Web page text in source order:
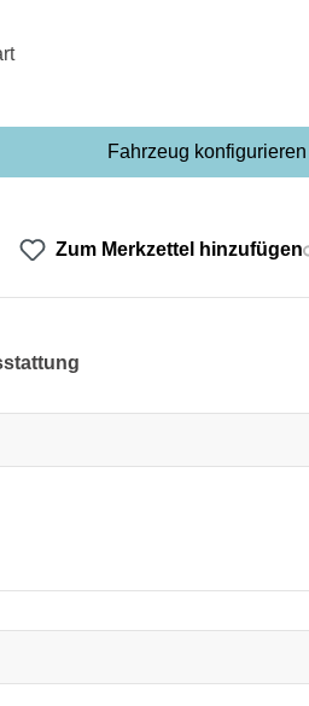
Fahrzeug konfigurieren
Zum Merkzettel hinzufügen